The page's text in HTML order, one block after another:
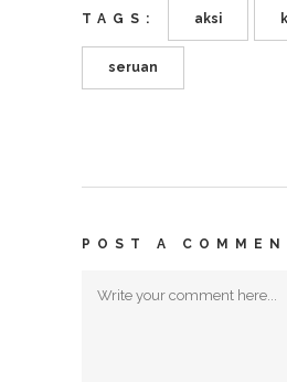
TAGS: aksi
seruan
POST A